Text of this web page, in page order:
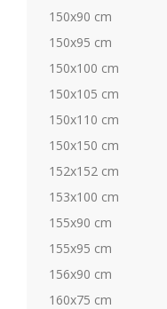
150x90 cm
150x95 cm
150x100 cm
150x105 cm
150x110 cm
150x150 cm
152x152 cm
153x100 cm
155x90 cm
155x95 cm
156x90 cm
160x75 cm